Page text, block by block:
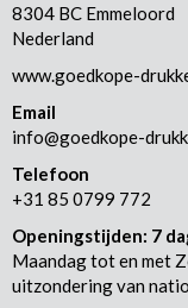
8304 BC Emmeloord
Nederland
www.goedkope-
Email
info@goedkope-
Telefoon
+31 85 0799 772
Openingstijden: 7
Maandag tot en met
uitzondering van